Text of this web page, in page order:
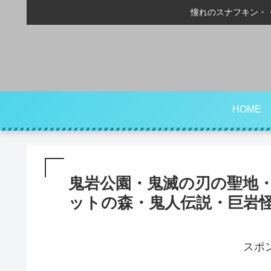
憧れのスナフキン・
HOME
鬼岩公園・鬼滅の刃の聖地
ットの森・鬼人伝説・巨岩
スポ